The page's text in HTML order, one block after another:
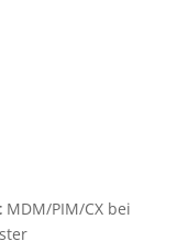
MDM/PIM/CX bei